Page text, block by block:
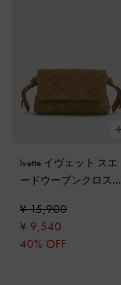
Ivette イヴェット スエ
ードウーブンクロスボ
ンド
¥ 15,900
¥ 9,540
40% OFF